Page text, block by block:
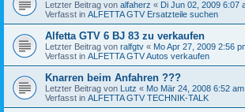
Letzter Beitrag von alfaherz « Di Jun 02, 2009 6:07
Verfasst in ALFETTA GTV Ersatzteile suchen
Alfetta GTV 6 BJ 83 zu verkaufen
Letzter Beitrag von ralfgtv « Mo Apr 27, 2009 2:56
Verfasst in ALFETTA GTV Autos verkaufen
Knarren beim Anfahren ???
Letzter Beitrag von Lutz « Mo Mär 24, 2008 6:52 am
Verfasst in ALFETTA GTV TECHNIK-TALK